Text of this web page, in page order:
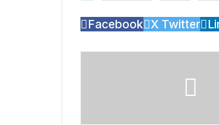
Facebook X Twitter